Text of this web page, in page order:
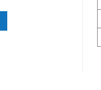
China số lượng